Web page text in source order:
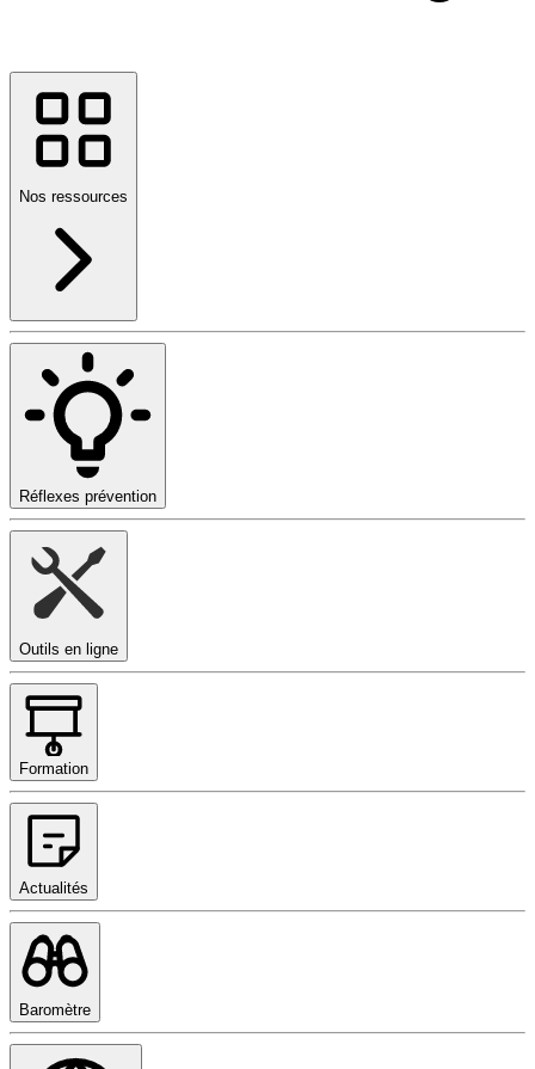
Nos ressources
Réflexes prévention
Outils en ligne
Formation
Actualités
Baromètre